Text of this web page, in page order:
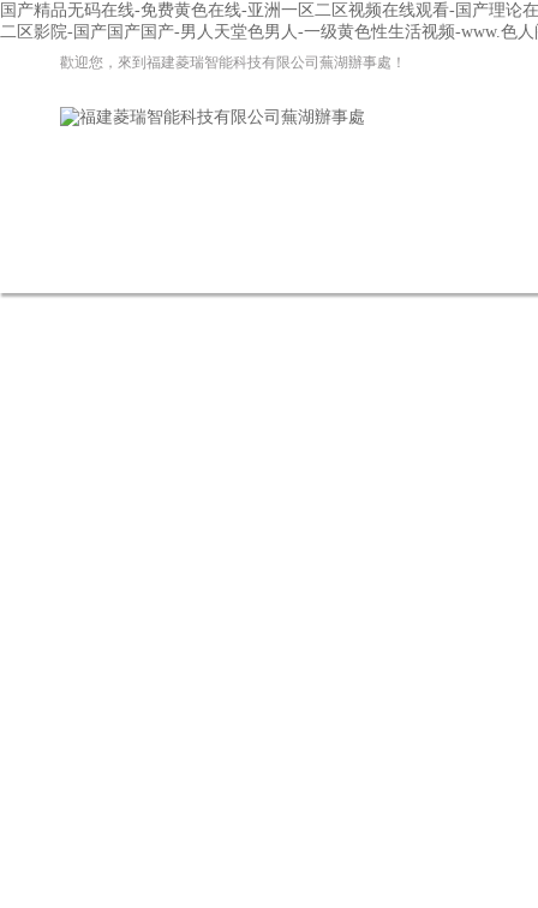
国产精品无码在线-免费黄色在线-亚洲一区二区视频在线观看-国产理
二区影院-国产国产国产-男人天堂色男人-一级黄色性生活视频-www.色人
歡迎您，來到福建菱瑞智能科技有限公司蕪湖辦事處！